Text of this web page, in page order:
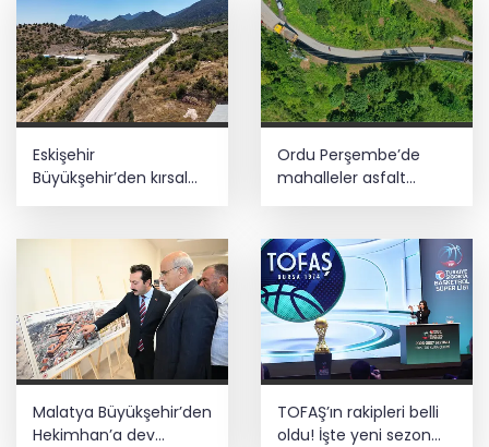
Eskişehir
Büyükşehir’den kırsal
Ordu Perşembe’de
mahalleler asfalt
Malatya Büyükşehir’den
Hekimhan’a dev
TOFAŞ’ın rakipleri belli
oldu! İşte yeni sezon